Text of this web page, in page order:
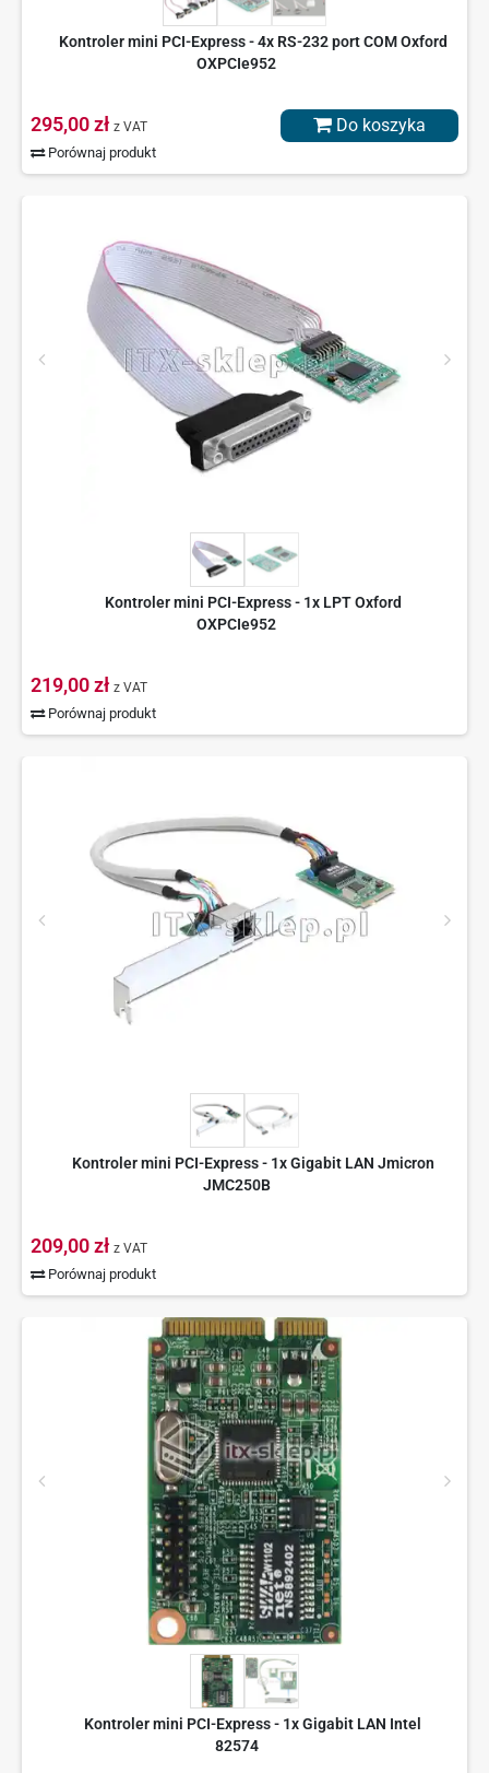
Kontroler mini PCI-Express - 4x RS-232 port COM Oxford
OXPCIe952
295,00 zł z VAT
Porównaj produkt
Do koszyka
Kontroler mini PCI-Express - 1x LPT Oxford
OXPCIe952
219,00 zł z VAT
Porównaj produkt
Kontroler mini PCI-Express - 1x Gigabit LAN Jmicron
JMC250B
209,00 zł z VAT
Porównaj produkt
Kontroler mini PCI-Express - 1x Gigabit LAN Intel
82574